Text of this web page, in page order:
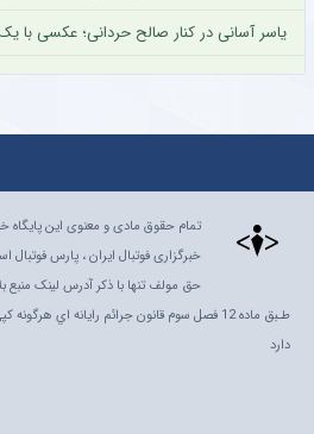
یاسر آسانی در کنار صالح حردانی؛ عکسی با
خبرگزاری فوتبال ایران ، پارس فوتبال
حق مولف تنها با ذکر آدرس لینک منبع
طـبق ماده 12 فصل سوم قانون جرائم رايانه اي
دارد